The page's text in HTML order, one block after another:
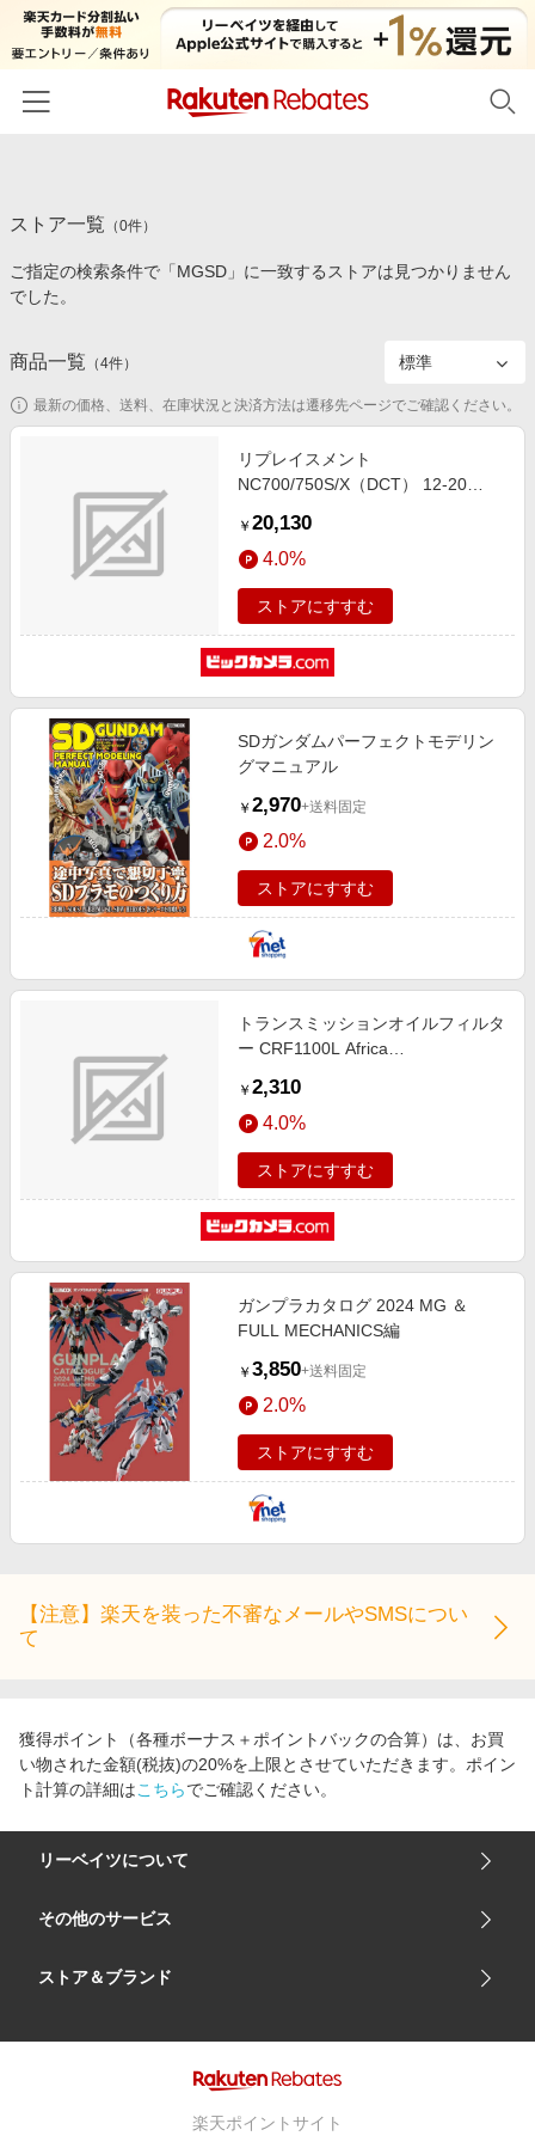
カテゴリー一覧
百貨店・総合ECモール
食品・スイーツ・お酒
コスメ・健康・医薬品
家電・PC・スマホ・カメラ
スポーツ・アウトドア・ゴルフ
旅行・レジャー・ホテル予約
生活・お役立ち
金融・マネー・保険
デジタルコンテンツ
ビジネス・その他サービス
イベント一覧
初回購入者限定特典
対象ストア新規限定特典
楽天ペイ導入ストア
楽天サービス特集
わくわく夏特集
とことん買い物チャレンジ
Apple公式サイト×楽天カード分割払い
Qoo10メガポ
Samsung ボーナスキャンペーン
週末の高還元 夏の長期版
ストア一覧 （0件）
ご指定の検索条件で「MGSD」に一致するストアは見つかりません
でした。
商品一覧 （4件）
最新の価格、送料、在庫状況と決済方法は遷移先ページでご確認ください。
リプレイスメント
NC700/750S/X（DCT） 12-20
INTEGRA 12-16 HA-7012
￥ 20,130
4.0%
ストアにすすむ
SDガンダムパーフェクトモデリン
グマニュアル
￥ 2,970+送料固定
2.0%
ストアにすすむ
トランスミッションオイルフィルタ
ー CRF1100L Africa
他 KN-117
￥ 2,310
4.0%
ストアにすすむ
ガンプラカタログ 2024 MG ＆
FULL MECHANICS編
￥ 3,850+送料固定
2.0%
ストアにすすむ
【注意】楽天を装った不審なメールやSMSについ
て
獲得ポイント（各種ボーナス＋ポイントバックの合算）は、お買
い物された金額(税抜)の20%を上限とさせていただきます。ポイン
ト計算の詳細はこちらでご確認ください。
リーベイツについて
会社概要
サイトマップ
リーベイツ ポイントアシスト
その他のサービス
楽天市場
ストア＆ブランド
楽天ポイントサイト